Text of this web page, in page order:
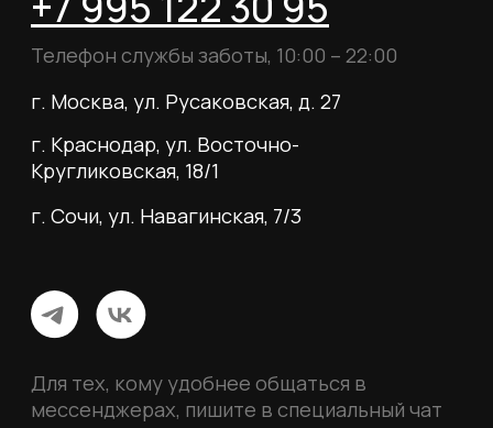
Согласие на обработку данных
Наши клиенты
Сотрудничество
Вся информация, размещённая на сайте, носит
ОГРНИП 325237500296617
ИНН 352532575412